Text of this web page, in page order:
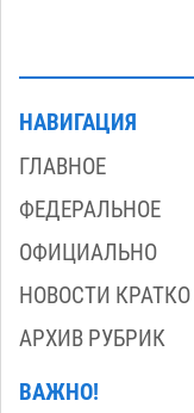
НАВИГАЦИЯ
ГЛАВНОЕ
ФЕДЕРАЛЬНОЕ
ОФИЦИАЛЬНО
НОВОСТИ КРАТКО
АРХИВ РУБРИК
ВАЖНО!